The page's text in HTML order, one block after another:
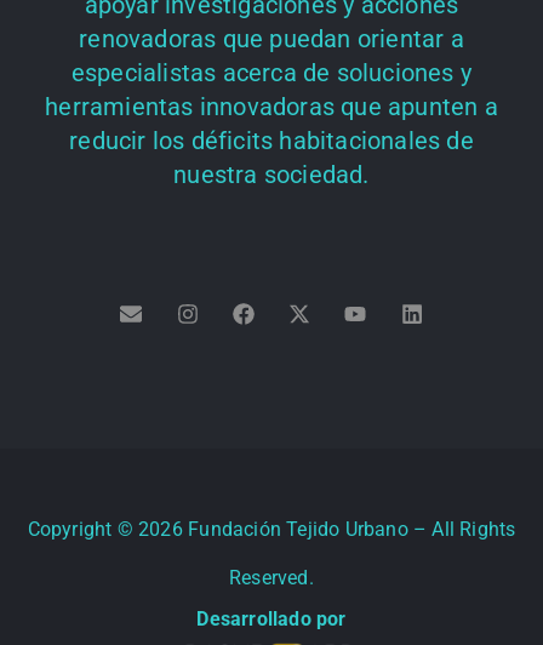
renovadoras que puedan orientar a
especialistas acerca de soluciones y
herramientas innovadoras que apunten a
reducir los déficits habitacionales de
nuestra sociedad.
Copyright ©2026Fundación Tejido Urbano – All Rights
Reserved.
Desarrollado por